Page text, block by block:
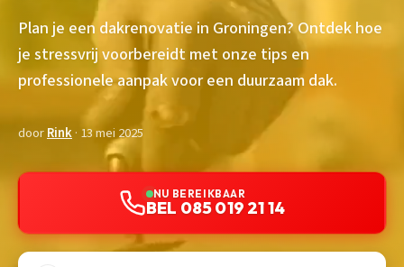
Plan je een dakrenovatie in Groningen? Ontdek hoe
je stressvrij voorbereidt met onze tips en
professionele aanpak voor een duurzaam dak.
doorRink· 13 mei 2025
NU BEREIKBAAR
BEL 085 019 21 14